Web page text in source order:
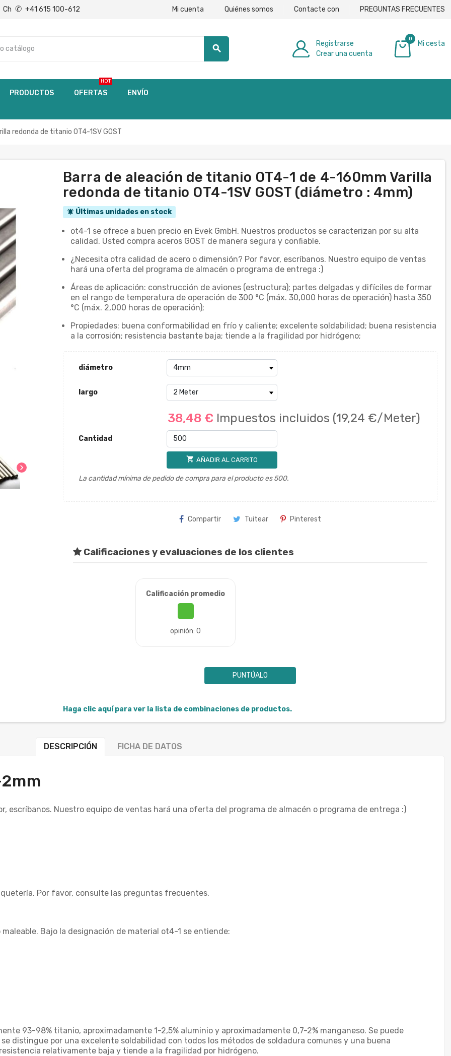
Ch ✆ +41 615 100-612 Mi cuenta Quiénes somos Contacte con PREGUNTAS FRECUENTES
search
Registrarse
Crear una cuenta
0
Mi cesta
PRODUCTOS OFERTAS
HOT
ENVÍO
redonda de titanio OT4-1SV GOST
chevron_right
Barra de aleación de titanio OT4-1 de 4-160mm Varilla
redonda de titanio OT4-1SV GOST (diámetro : 4mm)
notifications_active Últimas unidades en stock
ot4-1 se ofrece a buen precio en Evek GmbH. Nuestros productos se caracterizan por su alta
calidad. Usted compra aceros GOST de manera segura y confiable.
¿Necesita otra calidad de acero o dimensión? Por favor, escríbanos. Nuestro equipo de ventas
hará una oferta del programa de almacén o programa de entrega :)
Áreas de aplicación: construcción de aviones (estructura); partes delgadas y difíciles de formar
en el rango de temperatura de operación de 300 °C (máx. 30,000 horas de operación) hasta 350
°C (máx. 2,000 horas de operación);
Propiedades: buena conformabilidad en frío y caliente; excelente soldabilidad; buena resistencia
a la corrosión; resistencia bastante baja; tiende a la fragilidad por hidrógeno;
diámetro
largo
38,48 € Impuestos incluidos (19,24 €/Meter)
Cantidad
shopping_cart AÑADIR AL CARRITO
La cantidad mínima de pedido de compra para el producto es 500.
Compartir Tuitear Pinterest
Calificaciones y evaluaciones de los clientes
Calificación promedio
opinión: 0
PUNTÚALO
Haga clic aquí para ver la lista de combinaciones de productos.
DESCRIPCIÓN FICHA DE DATOS
escríbanos. Nuestro equipo de ventas hará una oferta del programa de almacén o programa de entrega :)
Por favor, consulte las preguntas frecuentes.
Bajo la designación de material ot4-1 se entiende:
93-98% titanio, aproximadamente 1-2,5% aluminio y aproximadamente 0,7-2% manganeso. Se puede
distingue por una excelente soldabilidad con todos los métodos de soldadura comunes y una buena
relativamente baja y tiende a la fragilidad por hidrógeno.